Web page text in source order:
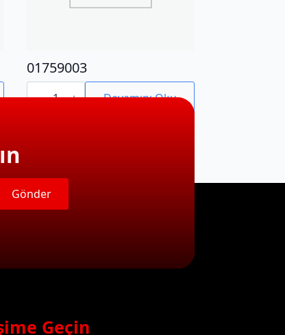
01759003
01759003
adet Devamını Oku
Gönder
Geçin